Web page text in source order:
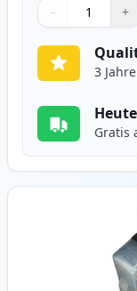
Verwenden Sie
− +
1
3
Gratis